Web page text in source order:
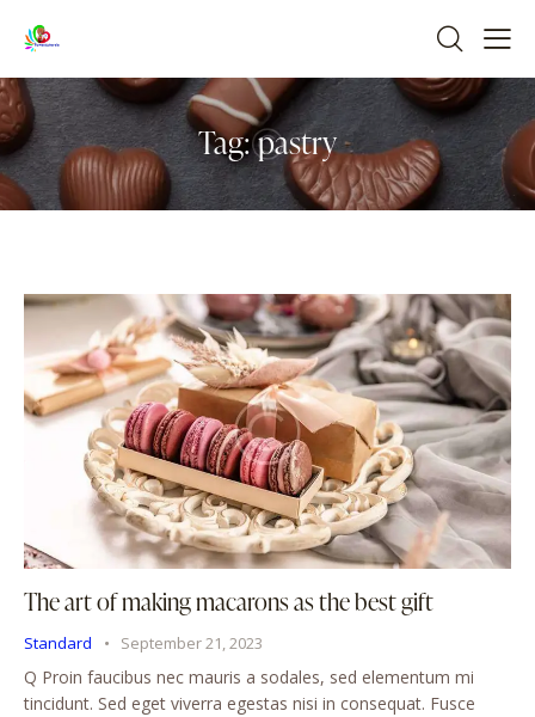
Tag: pastry
The art of making macarons as the best gift
Standard September 21, 2023
Q Proin faucibus nec mauris a sodales, sed elementum mi
tincidunt. Sed eget viverra egestas nisi in consequat. Fusce